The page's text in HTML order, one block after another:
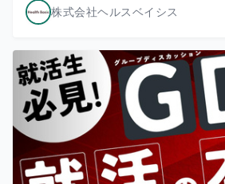
株式会社ヘルスベイシス